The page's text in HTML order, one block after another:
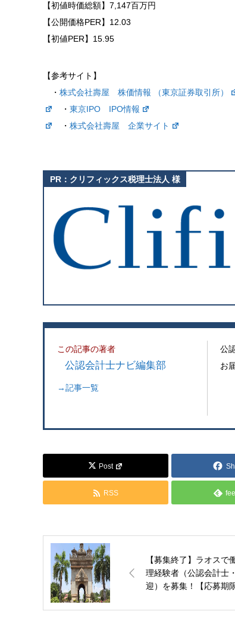
【初値時価総額】7,147百万円
【公開価格PER】12.03
【初値PER】15.95
【参考サイト】
・ 株式会社壽屋 株価情報 （東京証券取引所）
・ 東京IPO IPO情報
・ 株式会社壽屋 企業サイト
この記事の著者
公認会計士ナビ編集部
→記事一覧
公
お
Post
RSS
【募集終了】ラオスで
理経験者（公認会計士
迎）を募集！【応募期